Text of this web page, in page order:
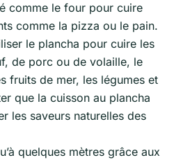
comme le four pour cuire
comme la pizza ou le pain.
le plancha pour cuire les
de porc ou de volaille, le
fruits de mer, les légumes et
que la cuisson au plancha
les saveurs naturelles des
quelques mètres grâce aux